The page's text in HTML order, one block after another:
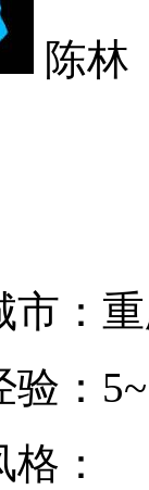
陈林
：
：
：